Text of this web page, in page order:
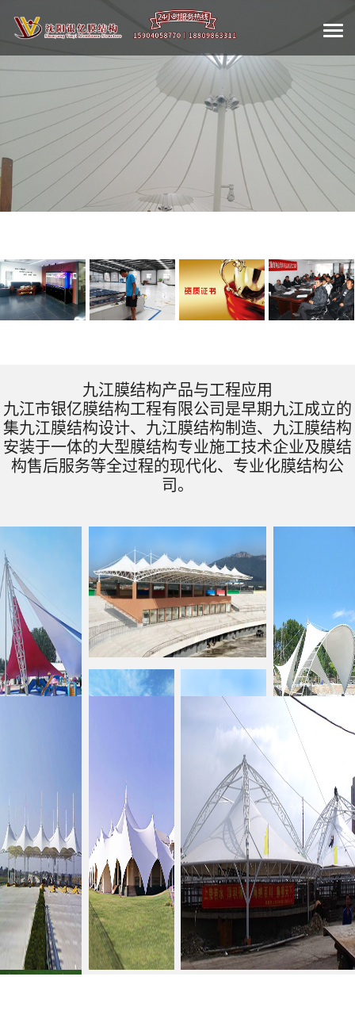
九江膜结构产品与工程应用
九江市银亿膜结构工程有限公司是早期九江成立的
集九江膜结构设计、九江膜结构制造、九江膜结构
安装于一体的大型膜结构专业施工技术企业及膜结
构售后服务等全过程的现代化、专业化膜结构公
司。